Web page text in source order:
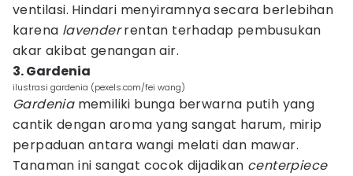
ventilasi. Hindari menyiramnya secara berlebihan
karena lavenderrentan terhadap pembusukan
akar akibat genangan air.
3. Gardenia
ilustrasi gardenia (pexels.com/fei wang)
Gardeniamemiliki bunga berwarna putih yang
cantik dengan aroma yang sangat harum, mirip
perpaduan antara wangi melati dan mawar.
Tanaman ini sangat cocok dijadikan centerpiece